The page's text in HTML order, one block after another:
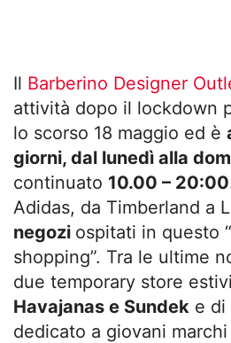
Il Barberino Designer
attività dopo il lockdown
lo scorso 18 maggio ed è
giorni, dal lunedì alla
continuato 10.00 – 20:00
Adidas, da Timberland a
negozi ospitati in questo
shopping”. Tra le ultime
due temporary store
Havajanas e Sundek e di
dedicato a giovani